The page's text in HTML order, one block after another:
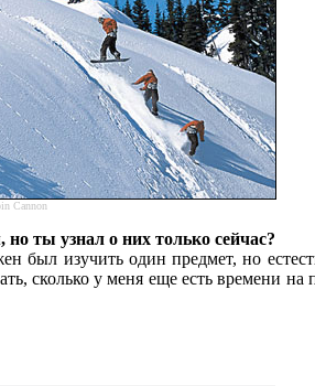
Cannon
ты узнал о них только сейчас?
был изучить один предмет, но
сколько у меня еще есть времени на